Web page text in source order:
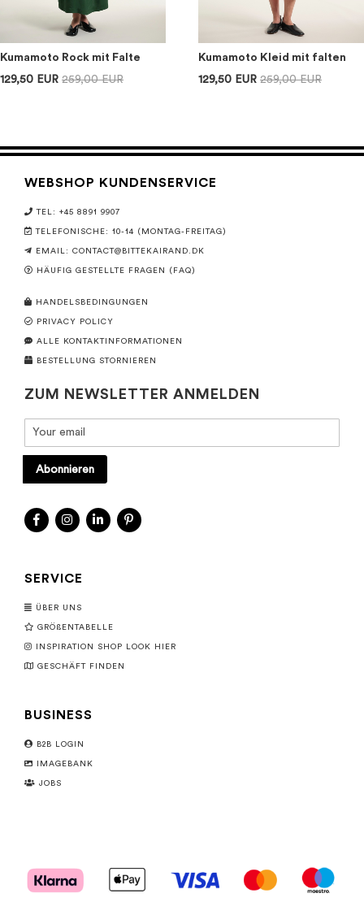
Kumamoto Rock mit Falte
129,50 EUR 259,00 EUR
Kumamoto Kleid mit falten
129,50 EUR 259,00 EUR
WEBSHOP KUNDENSERVICE
TEL: +45 8891 9907
TELEFONISCHE: 10-14 (MONTAG-FREITAG)
EMAIL: CONTACT@BITTEKAIRAND.DK
HÄUFIG GESTELLTE FRAGEN (FAQ)
HANDELSBEDINGUNGEN
PRIVACY POLICY
ALLE KONTAKTINFORMATIONEN
BESTELLUNG STORNIEREN
ZUM NEWSLETTER ANMELDEN
Abonnieren
SERVICE
ÜBER UNS
GRÖßENTABELLE
INSPIRATION SHOP LOOK HIER
GESCHÄFT FINDEN
BUSINESS
B2B LOGIN
IMAGEBANK
JOBS